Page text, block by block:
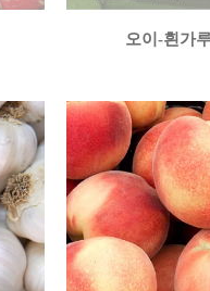
오이-흰가